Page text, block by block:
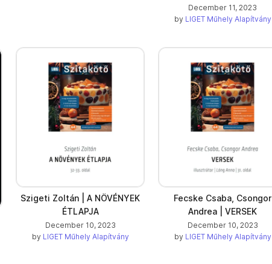
December 11, 2023
by LIGET Műhely Alapítvány
Szigeti Zoltán | A NÖVÉNYEK
ÉTLAPJA
December 10, 2023
by LIGET Műhely Alapítvány
Fecske Csaba, Csongor
Andrea | VERSEK
December 10, 2023
by LIGET Műhely Alapítvány